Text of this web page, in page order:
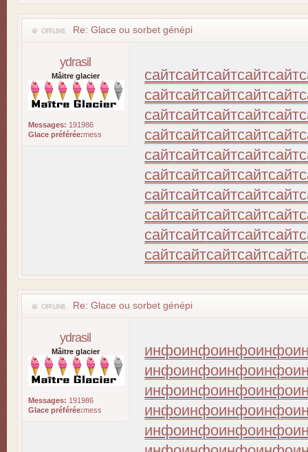
Re: Glace ou sorbet génépi
ydrasil
Mâitre glacier
Messages: 191986
Glace préférée:mess
сайтсайтсайтсайтсайт
сайтсайтсайтсайтсайт
сайтсайтсайтсайтсайт
сайтсайтсайтсайтсайт
сайтсайтсайтсайтсайт
сайтсайтсайтсайтсайт
сайтсайтсайтсайтсайт
сайтсайтсайтсайтсайт
сайтсайтсайтсайтсайт
сайтсайтсайтсайтсайт
Re: Glace ou sorbet génépi
ydrasil
Mâitre glacier
Messages: 191986
Glace préférée:mess
инфоинфоинфоинфо
инфоинфоинфоинфо
инфоинфоинфоинфо
инфоинфоинфоинфо
инфоинфоинфоинфо